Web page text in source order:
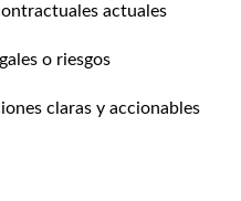
actuales
o riesgos
claras y accionables